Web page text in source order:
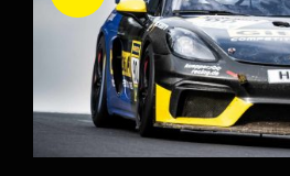
IN DEN WARENKORB